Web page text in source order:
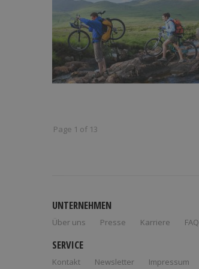
Page 1 of 13
UNTERNEHMEN
Über uns Presse Karriere FAQ
SERVICE
Kontakt Newsletter Impressum